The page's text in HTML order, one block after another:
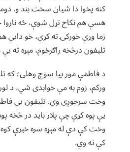
کنه پخوا دا شیان سخت بند و.
هسې هم نکاح تړل شوې، څه ناروا
زما وړې خورکۍ ته کړې، خو دایې
تلیفون درڅخه راګرځوم، مېړه ته
د فاطمې مور بیا سوچ وهلی؛ که
ورکم، زوم به مې خوابدی شي، د
وخت سرخوږی وي. تلیفون یې
یې پوه کړې چې پلار باید در څخه
وخت کې دې له مېړه سره خبرې
کې نه وي.